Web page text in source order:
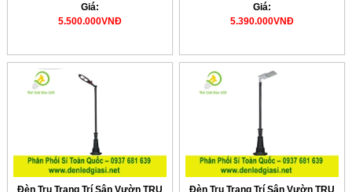
Giá:
5.500.000VNĐ
Giá:
5.390.000VNĐ